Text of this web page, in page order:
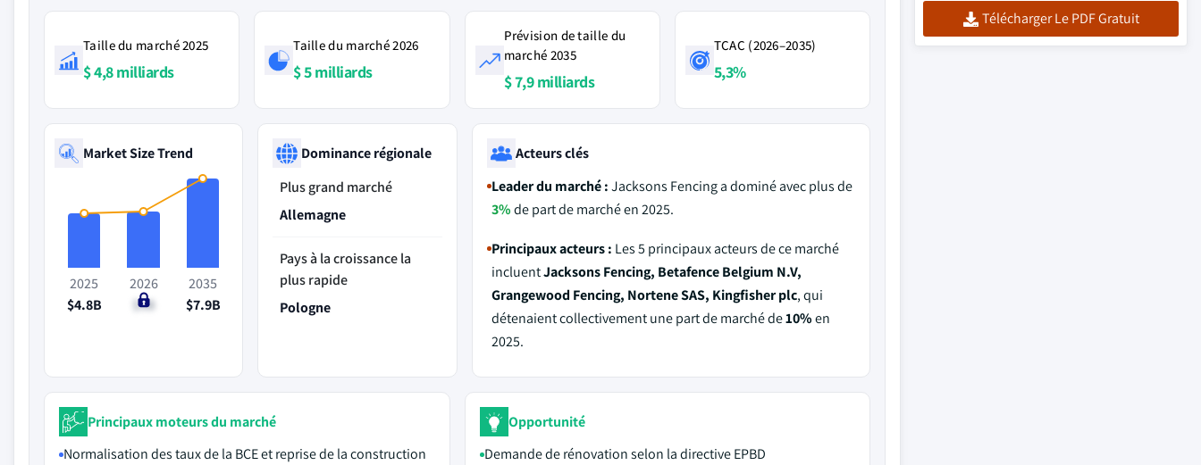
Taille du marché 2025
$ 4,8 milliards
Taille du marché 2026
$ 5 milliards
Prévision de taille du
marché 2035
$ 7,9 milliards
TCAC (2026–2035)
5,3%
Market Size Trend
2025
$4.8B
2026
$5B
2035
$7.9B
Dominance régionale
Plus grand marché
Allemagne
Pays à la croissance la
plus rapide
Pologne
Acteurs clés
Leader du marché :Jacksons Fencing a dominé avec plus de
3%de part de marché en 2025.
Principaux acteurs : Les 5 principaux acteurs de ce marché
incluentJacksons Fencing, Betafence Belgium N.V,
Grangewood Fencing, Nortene SAS, Kingfisher plc, qui
détenaient collectivement une part de marché de10%en
2025.
Principaux moteurs du marché
Normalisation des taux de la BCE et reprise de la construction
Opportunité
Demande de rénovation selon la directive EPBD
Télécharger Le PDF Gratuit